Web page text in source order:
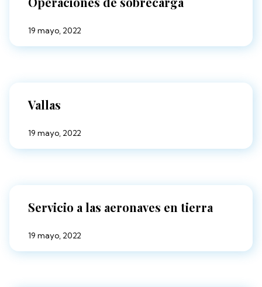
19 mayo, 2022
Vallas
19 mayo, 2022
Servicio a las aeronaves en tierra
19 mayo, 2022